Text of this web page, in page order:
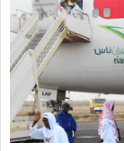
è
l
r
a
g